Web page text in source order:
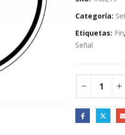
Categoría:
Etiquetas: Fin,
Señal